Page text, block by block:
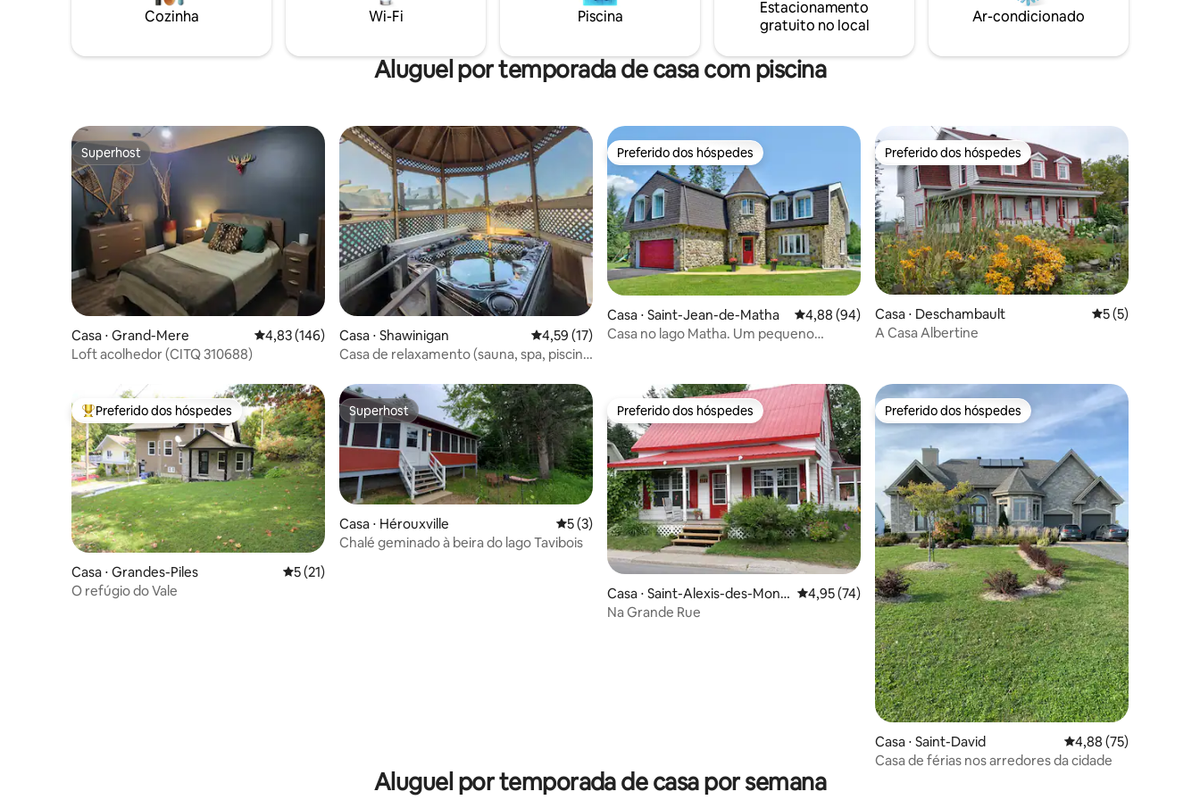
Churrasco🍖 Banheira hidromassagem
de sa gastronomie.
Cozinha Wi-Fi Piscina
Estacionamento
gratuito no local
Ar-condicionado
Aluguel por temporada de casa com piscina
Superhost
Superhost
Casa ⋅ Grand-Mere 4,83 de uma avaliação média de 5, 146 avaliações
4,83 (146)
Loft acolhedor (CITQ 310688)
Casa ⋅ Shawinigan 4,59 de uma avaliação média de 5, 17 avaliações
4,59 (17)
Casa de relaxamento (sauna, spa, piscina
Preferido dos hóspedes
Preferido dos hóspedes
Casa ⋅ Saint-Jean-de-Matha 4,88 de uma avaliação média de 5, 94 avaliações
4,88 (94)
Casa no lago Matha. Um pequeno
Preferido dos hóspedes
Preferido dos hóspedes
Casa ⋅ Deschambault 5 de uma
5 (5)
A Casa Albertine
Entre os melhores preferidos dos hóspedes
Preferido dos hóspedes
Casa ⋅ Grandes-Piles 5 de uma avaliação média de 5, 21 avaliações
5 (21)
O refúgio do Vale
Superhost
Superhost
Casa ⋅ Hérouxville 5 de uma avaliação média de 5, 3 avaliações
5 (3)
Chalé geminado à beira do lago Tavibois
Preferido dos hóspedes
Preferido dos hóspedes
Casa ⋅ Saint-Alexis-des-Mont
s
4,95 de uma avaliação média de 5, 74 avaliações
4,95 (74)
Na Grande Rue
Preferido dos hóspedes
Preferido dos hóspedes
Casa ⋅ Saint-David 4,88 de uma
4,88 (75)
Casa de férias nos arredores da cidade
Aluguel por temporada de casa por semana